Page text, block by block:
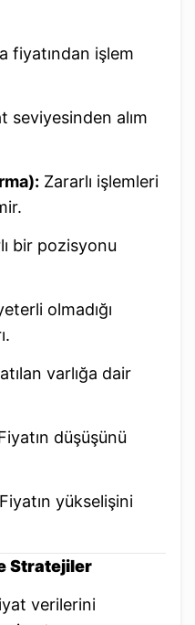
fiyatından işlem
seviyesinden alım
Zararlı işlemleri
bir pozisyonu
olmadığı
varlığa dair
düşüşünü
Fiyatın yükselişini
Stratejiler
verilerini